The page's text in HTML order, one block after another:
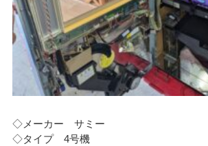
◇メーカー サミー
◇タイプ 4号機